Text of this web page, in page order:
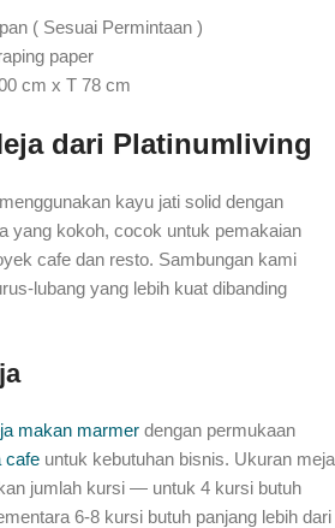
( Sesuai Permintaan )
paper
cm x T 78 cm
dari Platinumliving
kayu jati solid dengan
yang kokoh, cocok untuk pemakaian
cafe dan resto. Sambungan kami
lubang yang lebih kuat dibanding
makan marmer dengan permukaan
cafe untuk kebutuhan bisnis. Ukuran meja
jumlah kursi — untuk 4 kursi butuh
6-8 kursi butuh panjang lebih dari